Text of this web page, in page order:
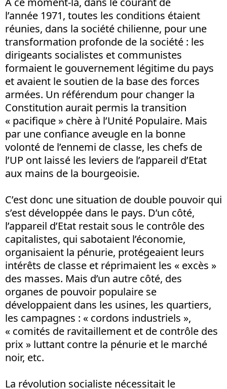
l’année 1971, toutes les conditions étaient
réunies, dans la société chilienne, pour une
transformation profonde de la société : les
dirigeants socialistes et communistes
formaient le gouvernement légitime du pays
et avaient le soutien de la base des forces
armées. Un référendum pour changer la
Constitution aurait permis la transition
« pacifique » chère à l’Unité Populaire. Mais
par une confiance aveugle en la bonne
volonté de l’ennemi de classe, les chefs de
l’UP ont laissé les leviers de l’appareil d’Etat
aux mains de la bourgeoisie.
C’est donc une situation de double pouvoir qui
s’est développée dans le pays. D’un côté,
l’appareil d’Etat restait sous le contrôle des
capitalistes, qui sabotaient l’économie,
organisaient la pénurie, protégeaient leurs
intérêts de classe et réprimaient les « excès »
des masses. Mais d’un autre côté, des
organes de pouvoir populaire se
développaient dans les usines, les quartiers,
les campagnes : « cordons industriels »,
« comités de ravitaillement et de contrôle des
prix » luttant contre la pénurie et le marché
noir, etc.
La révolution socialiste nécessitait le